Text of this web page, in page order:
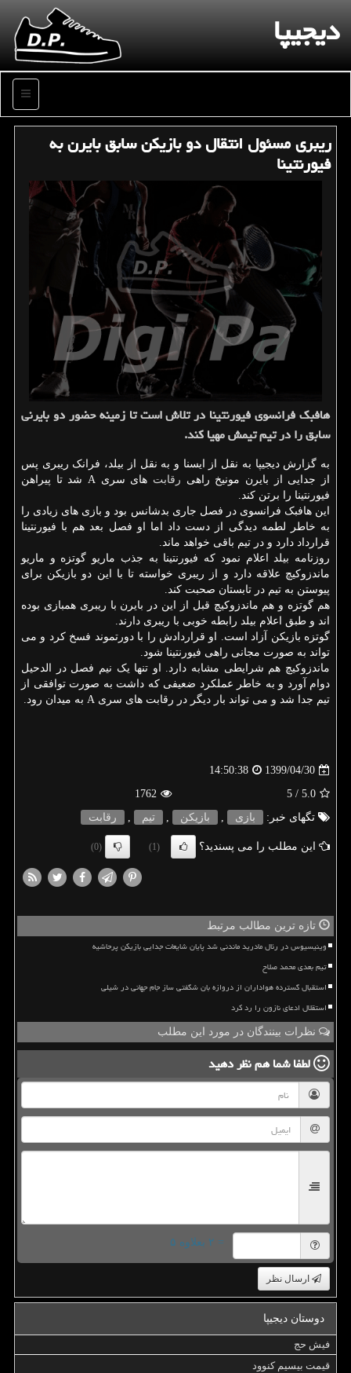
دیجیپا
منو
ریبری مسئول انتقال دو بازیكن سابق بایرن به
فیورنتینا
هافبك فرانسوی فیورنتینا در تلاش است تا زمینه حضور دو بایرنی
سابق را در تیم تیمش مهیا كند.
به گزارش دیجیپا به نقل از ایسنا و به نقل از بیلد، فرانک ریبری پس
از جدایی از بایرن مونیخ راهی رقابت
های سری A شد تا پیراهن
فیورنتینا را برتن کند.
این هافبک فرانسوی در فصل جاری بدشانس بود و بازی های زیادی را
به خاطر لطمه دیدگی از دست داد اما او فصل بعد هم با فیورنتینا
قرارداد دارد و در تیم باقی خواهد ماند.
روزنامه بیلد اعلام نمود که فیورنتینا به جذب ماریو گوتزه و ماریو
ماندزوکیچ علاقه دارد و از ریبری خواسته تا با این دو بازیکن برای
پیوستن به تیم در تابستان صحبت کند.
هم گوتزه و هم ماندزوکیچ قبل از این در بایرن با ریبری همبازی بوده
اند و طبق اعلام بیلد رابطه خوبی با ریبری دارند.
گوتزه بازیکن آزاد است. او قراردادش را با دورتموند فسخ کرد و می
تواند به صورت مجانی راهی فیورنتینا شود.
ماندزوکیچ هم شرایطی مشابه دارد. او تنها یک نیم فصل در الدحیل
دوام آورد و به خاطر عملکرد ضعیفی که داشت به صورت توافقی از
تیم جدا شد و می تواند بار دیگر در رقابت های سری A به میدان رود.
1399/04/30
14:50:38
5.0
/ 5
1762
تگهای خبر:
بازی , بازیكن , تیم , رقابت
این مطلب را می پسندید؟ (1)
(0)
تازه ترین مطالب مرتبط
وینیسیوس در رئال مادرید ماندنی شد پایان شایعات جدایی بازیکن پرحاشیه
تیم بعدی محمد صلاح
استقبال گسترده هواداران از دروازه بان شگفتی ساز جام جهانی در شیلی
استقلال ادعای نازون را رد کرد
نظرات بینندگان در مورد این مطلب
لطفا شما همنظر دهید
= ۲ بعلاوه ۵
ارسال نظر
دوستان دیجیپا
فیش حج
قیمت بیسیم کنوود